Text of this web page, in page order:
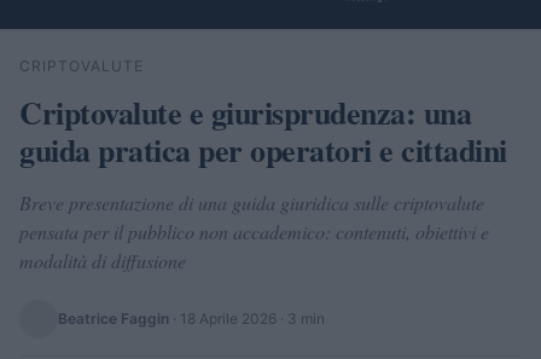
Cerca
CRIPTOVALUTE
Criptovalute e giurisprudenza: una
guida pratica per operatori e cittadini
Breve presentazione di una guida giuridica sulle criptovalute
pensata per il pubblico non accademico: contenuti, obiettivi e
modalità di diffusione
Beatrice Faggin · 18 Aprile 2026 · 3 min